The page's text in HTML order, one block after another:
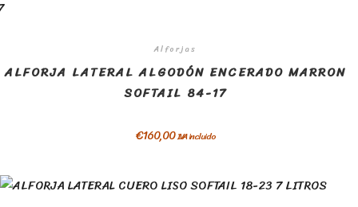
Alforjas
ALFORJA LATERAL ALGODÓN ENCERADO MARRON
SOFTAIL 84-17
€160,00IVA incluido